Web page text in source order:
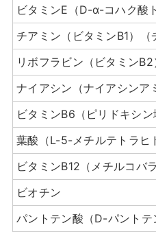
ビタミンE（D-α-コハク酸
チアミン（ビタミンB1）（
リボフラビン（ビタミン
ナイアシン（ナイアシンア
ビタミンB6（ピリドキシ
葉酸（L-5-メチルテトラヒ
ビタミンB12（メチルコバ
ビオチン
パントテン酸（D-パントテ